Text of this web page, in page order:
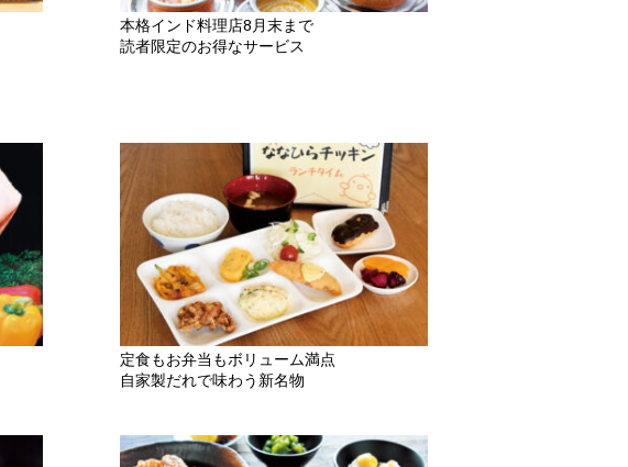
本格インド料理店8月末まで
読者限定のお得なサービス
定食もお弁当もボリューム満点
自家製だれで味わう新名物